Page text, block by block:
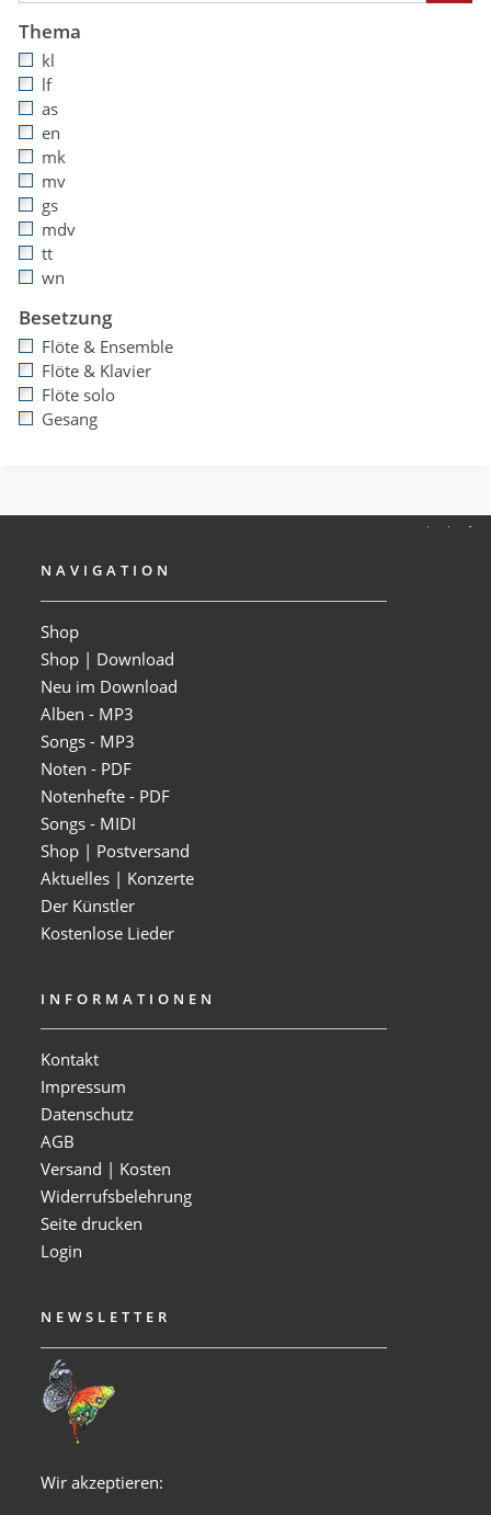
Thema
kl
lf
as
en
mk
mv
gs
mdv
tt
wn
Besetzung
Flöte & Ensemble
Flöte & Klavier
Flöte solo
Gesang
NAVIGATION
Shop
Shop | Download
Neu im Download
Alben - MP3
Songs - MP3
Noten - PDF
Notenhefte - PDF
Songs - MIDI
Shop | Postversand
Aktuelles | Konzerte
Der Künstler
Kostenlose Lieder
INFORMATIONEN
Kontakt
Impressum
Datenschutz
AGB
Versand | Kosten
Widerrufsbelehrung
Seite drucken
Login
NEWSLETTER
Wir akzeptieren: